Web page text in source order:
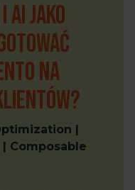
AI jako
na
|
Composable